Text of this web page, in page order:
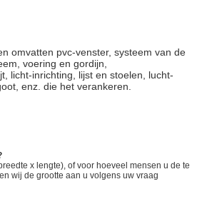
omvatten pvc-venster, systeem van de
voering en gordijn,
licht-inrichting, lijst en stoelen, lucht-
enz. die het verankeren.
x lengte), of voor hoeveel mensen u de te
wij de grootte aan u volgens uw vraag